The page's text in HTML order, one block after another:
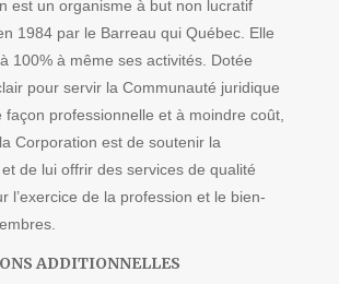
est un organisme à but non lucratif
1984 par le Barreau qui Québec. Elle
100% à même ses activités. Dotée
pour servir la Communauté juridique
façon professionnelle et à moindre coût,
Corporation est de soutenir la
de lui offrir des services de qualité
l’exercice de la profession et le bien-
S ADDITIONNELLES